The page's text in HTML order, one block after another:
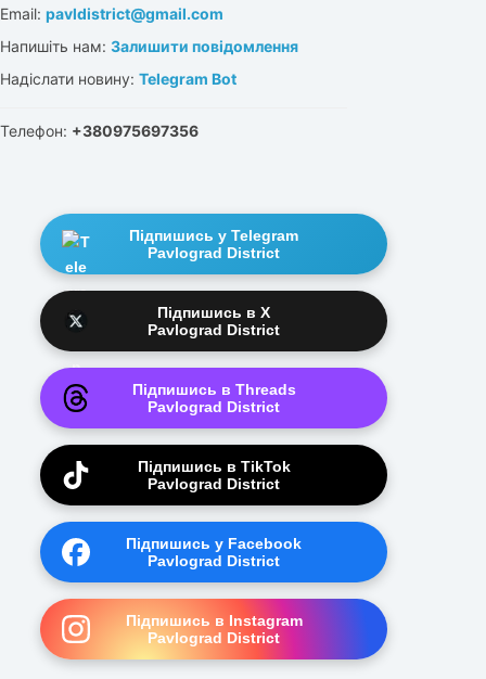
Email: pavldistrict@gmail.com
Напишіть нам: Залишити повідомлення
Надіслати новину: Telegram Bot
Телефон: +380975697356
Підпишись у Telegram
Pavlograd District
Підпишись в X
Pavlograd District
Підпишись в Threads
Pavlograd District
Підпишись в TikTok
Pavlograd District
Підпишись у Facebook
Pavlograd District
Підпишись в Instagram
Pavlograd District